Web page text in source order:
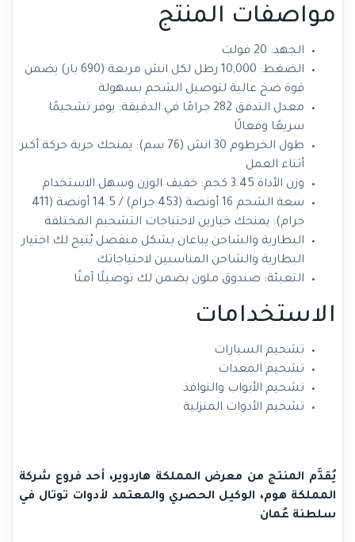
مواصفات المنتج
الجهد: 20 فولت
الضغط: 10,000 رطل لكل انش مربعة (690 بار) يضمن
قوة ضخ عالية لتوصيل الشحم بسهولة
معدل التدفق 282 جرامًا في الدقيقة: يوفر تشحيمًا
سريعًا وفعالًا
طول الخرطوم 30 انش (76 سم): يمنحك حرية حركة أكبر
أثناء العمل
وزن الأداة 3.45 كجم: خفيف الوزن وسهل الاستخدام
سعة الشحم 16 أونصة (453 جرام) / 14.5 أونصة (411
جرام): يمنحك خيارين لاحتياجات التشحيم المختلفة
البطارية والشاحن يباعان بشكل منفصل يُتيح لك اختيار
البطارية والشاحن المناسبين لاحتياجاتك
التعبئة: صندوق ملون يضمن لك توصيلًا آمنًا
الاستخدامات
تشحيم السيارات
تشحيم المعدات
تشحيم الأبواب والنوافذ
تشحيم الأدوات المنزلية
يُقدَّم المنتج من معرض المملكة هاردوير، أحد فروع شركة
المملكة هوم، الوكيل الحصري والمعتمد لأدوات توتال في
سلطنة عُمان